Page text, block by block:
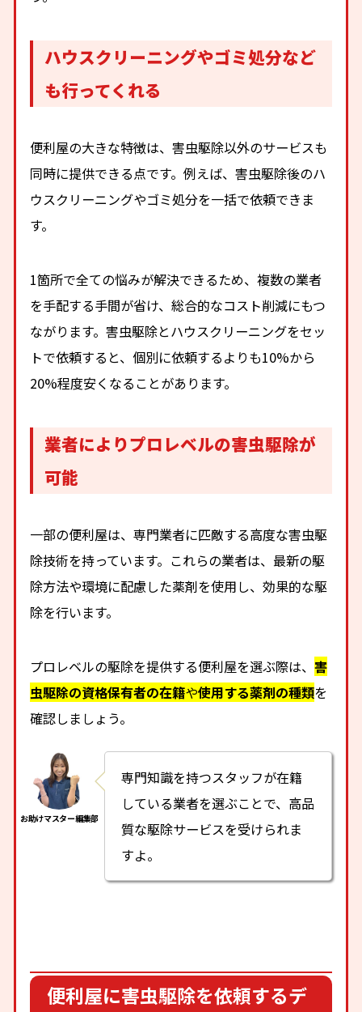
ハウスクリーニングやゴミ処分など
も行ってくれる
便利屋の大きな特徴は、害虫駆除以外のサービスも
同時に提供できる点です。例えば、害虫駆除後のハ
ウスクリーニングやゴミ処分を一括で依頼できま
す。
1箇所で全ての悩みが解決できるため、複数の業者
を手配する手間が省け、総合的なコスト削減にもつ
ながります。害虫駆除とハウスクリーニングをセッ
トで依頼すると、個別に依頼するよりも10%から
20%程度安くなることがあります。
業者によりプロレベルの害虫駆除が
可能
一部の便利屋は、専門業者に匹敵する高度な害虫駆
除技術を持っています。これらの業者は、最新の駆
除方法や環境に配慮した薬剤を使用し、効果的な駆
除を行います。
プロレベルの駆除を提供する便利屋を選ぶ際は、害
虫駆除の資格保有者の在籍や使用する薬剤の種類を
確認しましょう。
専門知識を持つスタッフが在籍
している業者を選ぶことで、高品
質な駆除サービスを受けられま
すよ。
便利屋に害虫駆除を依頼するデ